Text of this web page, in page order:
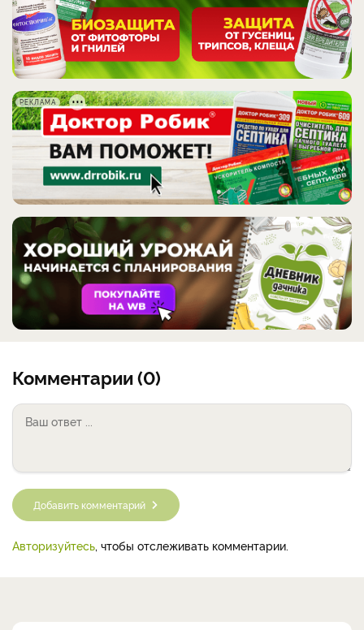
РЕКЛАМА
Комментарии (0)
Добавить комментарий
Авторизуйтесь, чтобы отслеживать комментарии.